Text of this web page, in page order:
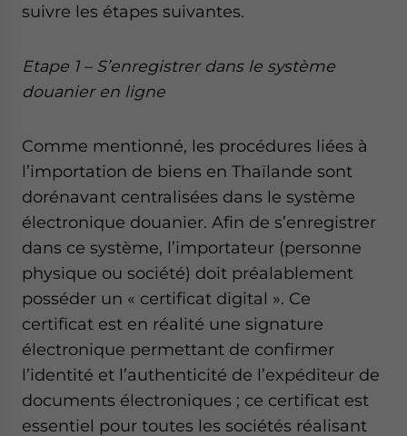
suivre les étapes suivantes.
Etape 1 – S’enregistrer dans le système
douanier en ligne
Comme mentionné, les procédures liées à
l’importation de biens en Thaïlande sont
dorénavant centralisées dans le système
électronique douanier. Afin de s’enregistrer
dans ce système, l’importateur (personne
physique ou société) doit préalablement
posséder un « certificat digital ». Ce
certificat est en réalité une signature
électronique permettant de confirmer
l’identité et l’authenticité de l’expéditeur de
documents électroniques ; ce certificat est
essentiel pour toutes les sociétés réalisant